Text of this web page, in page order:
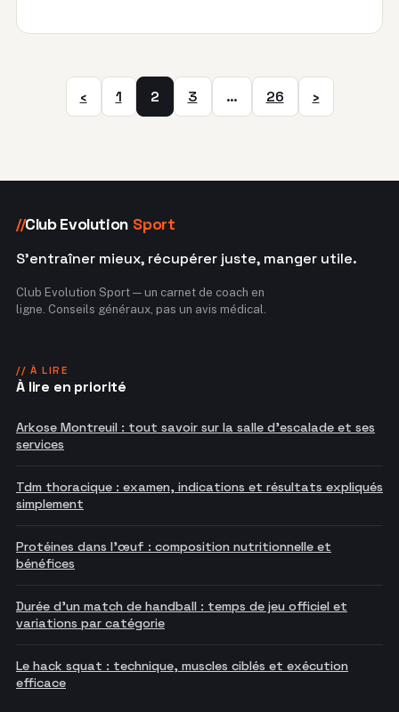
‹ 1 2 3 … 26 ›
//Club Evolution Sport
S'entraîner mieux, récupérer juste, manger utile.
Club Evolution Sport — un carnet de coach en
ligne. Conseils généraux, pas un avis médical.
// À LIRE
À lire en priorité
Arkose Montreuil : tout savoir sur la salle d'escalade et ses
services
Tdm thoracique : examen, indications et résultats expliqués
simplement
Protéines dans l'œuf : composition nutritionnelle et
bénéfices
Durée d'un match de handball : temps de jeu officiel et
variations par catégorie
Le hack squat : technique, muscles ciblés et exécution
efficace